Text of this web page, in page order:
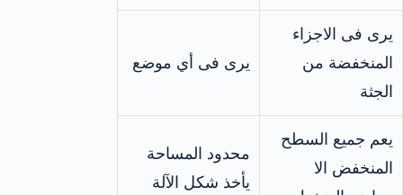
يرى فى الاجزاء
المنخفضة من
الجثة
يرى فى أي موضع
يعم جميع السطح
المنخفض الا
محدود المساحة
يأخذ شكل الآلة